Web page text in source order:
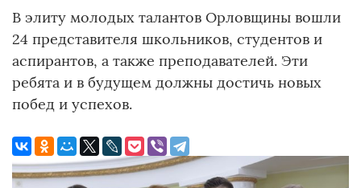
В элиту молодых талантов Орловщины вошли
24 представителя школьников, студентов и
аспирантов, а также преподавателей. Эти
ребята и в будущем должны достичь новых
побед и успехов.